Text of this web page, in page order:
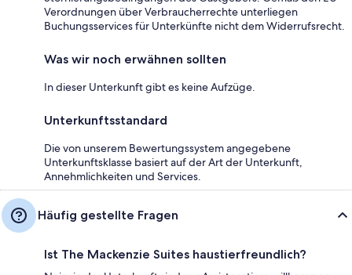
Verordnungen über Verbraucherrechte unterliegen
Buchungsservices für Unterkünfte nicht dem Widerrufsrecht.
Was wir noch erwähnen sollten
In dieser Unterkunft gibt es keine Aufzüge.
Unterkunftsstandard
Die von unserem Bewertungssystem angegebene
Unterkunftsklasse basiert auf der Art der Unterkunft,
Annehmlichkeiten und Services.
Häufig gestellte Fragen
Ist The Mackenzie Suites haustierfreundlich?